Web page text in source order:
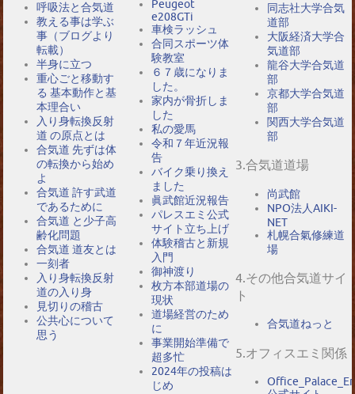
呼吸法と合気道
教える事は学ぶ
事（ブログより
転載）
半身に立つ
重心ごと移動す
る 基本動作と基
本理合い
入り身転換反射
道 の原点とは
合気道 先ずは体
の転換から始め
よ
合気道 許す武道
であるために
合気道 と少子高
齢化問題
合気道 道友とは
一刻者
入り身転換反射
道の入り身
見切りの稽古
公共心について
思う
Peugeot
e208GTi
車検ラッシュ
合同スポーツ体
験教室
６７歳になりま
した。
家内が骨折しま
した
私の愛馬
令和７年近況報
告
バイク乗り換え
ました
眞武館近況報告
パレスエミ公式
サイト立ち上げ
体験稽古と新規
入門
御神渡り
枚方本部道場の
現状
道場経営のため
に
事業開始準備で
超多忙
2024年の投稿は
じめ
同志社大学合気
道部
大阪経済大学合
気道部
龍谷大学合気道
部
京都大学合気道
部
関西大学合気道
部
3.合気道道場
尚武館
NPO法人AIKI-
NET
札幌合氣修練道
場
4.その他合気道サイ
ト
合気道ねっと
5.オフィスエミ関係